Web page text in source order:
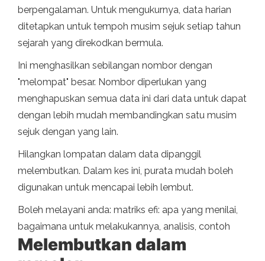
berpengalaman. Untuk mengukurnya, data harian
ditetapkan untuk tempoh musim sejuk setiap tahun
sejarah yang direkodkan bermula.
Ini menghasilkan sebilangan nombor dengan
"melompat" besar. Nombor diperlukan yang
menghapuskan semua data ini dari data untuk dapat
dengan lebih mudah membandingkan satu musim
sejuk dengan yang lain.
Hilangkan lompatan dalam data dipanggil
melembutkan. Dalam kes ini, purata mudah boleh
digunakan untuk mencapai lebih lembut.
Boleh melayani anda: matriks efi: apa yang menilai,
bagaimana untuk melakukannya, analisis, contoh
Melembutkan dalam